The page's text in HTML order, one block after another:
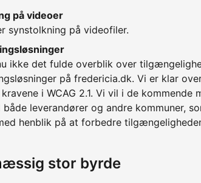
på videoer
synstolkning på videofiler.
ikke det fulde overblik over
på fredericia.dk. Vi er klar
i WCAG 2.1. Vi vil i de
leverandører og andre kommuner,
henblik på at forbedre
stor byrde